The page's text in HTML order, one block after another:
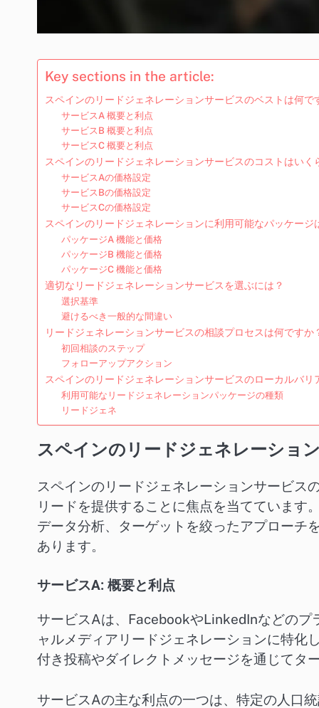
Key sections in the article:
スペインのリードジェネレーションサービスのベストは何で
サービスA 概要と利点
サービスB 概要と利点
サービスC 概要と利点
スペインのリードジェネレーションサービスのコストはいく
サービスAの価格設定
サービスBの価格設定
サービスCの価格設定
スペインのリードジェネレーションに利用可能なパッケージ
パッケージA 機能と価格
パッケージB 機能と価格
パッケージC 機能と価格
適切なリードジェネレーションサービスを選ぶには？
選択基準
避けるべき一般的な間違い
リードジェネレーションサービスの相談プロセスは何ですか
初回相談のステップ
フォローアップアクション
スペインのリードジェネレーションサービスのローカルバリ
利用可能なリードジェネレーションパッケージの種類
リードジェネ
スペインのリードジェネレーショ
スペインのリードジェネレーションサービス
リードを提供することに焦点を当てています
データ分析、ターゲットを絞ったアプローチ
あります。
サービスA: 概要と利点
サービスAは、FacebookやLinkedInなどのプ
ャルメディアリードジェネレーションに特化
付き投稿やダイレクトメッセージを通じてタ
サービスAの主な利点の一つは、特定の人口